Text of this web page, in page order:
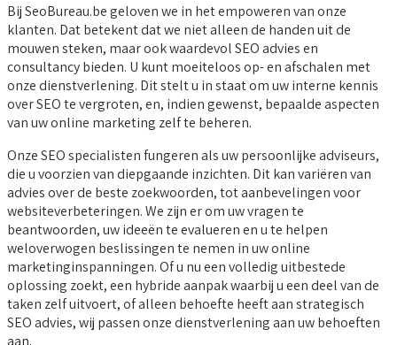
Bij SeoBureau.be geloven we in het empoweren van onze
klanten. Dat betekent dat we niet alleen de handen uit de
mouwen steken, maar ook waardevol SEO advies en
consultancy bieden. U kunt moeiteloos op- en afschalen met
onze dienstverlening. Dit stelt u in staat om uw interne kennis
over SEO te vergroten, en, indien gewenst, bepaalde aspecten
van uw online marketing zelf te beheren.
Onze SEO specialisten fungeren als uw persoonlijke adviseurs,
die u voorzien van diepgaande inzichten. Dit kan variëren van
advies over de beste zoekwoorden, tot aanbevelingen voor
websiteverbeteringen. We zijn er om uw vragen te
beantwoorden, uw ideeën te evalueren en u te helpen
weloverwogen beslissingen te nemen in uw online
marketinginspanningen. Of u nu een volledig uitbestede
oplossing zoekt, een hybride aanpak waarbij u een deel van de
taken zelf uitvoert, of alleen behoefte heeft aan strategisch
SEO advies, wij passen onze dienstverlening aan uw behoeften
aan.